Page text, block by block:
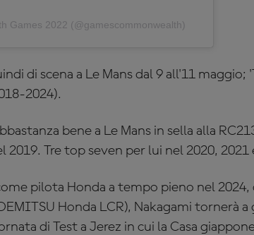
Games 2022 (@gamescommonwealth)
di scena a Le Mans dal 9 all'11 maggio;
2024).
bene a Le Mans in sella alla
Tre top seven per lui nel 2020, 2021
pilota Honda a tempo pieno nel
Honda LCR), Nakagami tornerà a
di Test a Jerez in cui la Casa